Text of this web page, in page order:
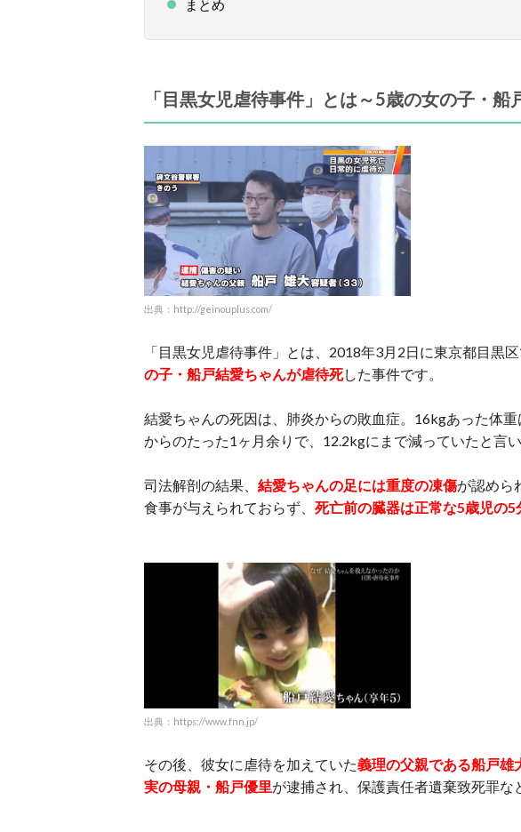
まとめ
「目黒女児虐待事件」とは～5歳の女の子・
出典：http://geinouplus.com/
「目黒女児虐待事件」とは、2018年3月2日に東京都目黒
の子・船戸結愛ちゃんが虐待死した事件です。
結愛ちゃんの死因は、肺炎からの敗血症。16kgあった体
からのたった1ヶ月余りで、12.2kgにまで減っていたと言い
司法解剖の結果、 結愛ちゃんの足には重度の凍傷が認めら
食事が与えられておらず、 死亡前の臓器は正常な5歳児の
出典：https://www.fnn.jp/
その後、彼女に虐待を加えていた義理の父親である船戸雄
実の母親・船戸優里が逮捕され、保護責任者遺棄致死罪な